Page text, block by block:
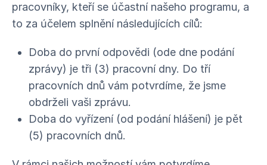
pracovníky, kteří se účastní našeho programu, a
to za účelem splnění následujících cílů:
Doba do první odpovědi (ode dne podání
zprávy) je tři (3) pracovní dny. Do tří
pracovních dnů vám potvrdíme, že jsme
obdrželi vaši zprávu.
Doba do vyřízení (od podání hlášení) je pět
(5) pracovních dnů.